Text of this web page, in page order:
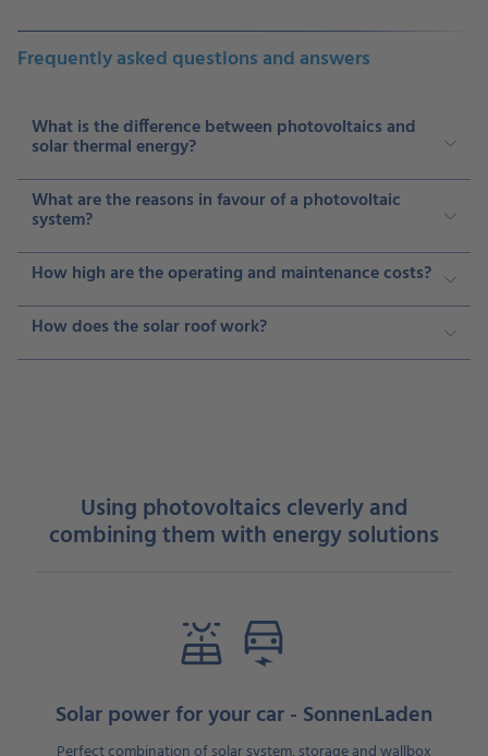
Frequently asked questions and answers
What is the difference between photovoltaics and
solar thermal energy?
What are the reasons in favour of a photovoltaic
system?
How high are the operating and maintenance costs?
How does the solar roof work?
Using photovoltaics cleverly and
combining them with energy solutions
solar_power electric_car
Solar power for your car - SonnenLaden